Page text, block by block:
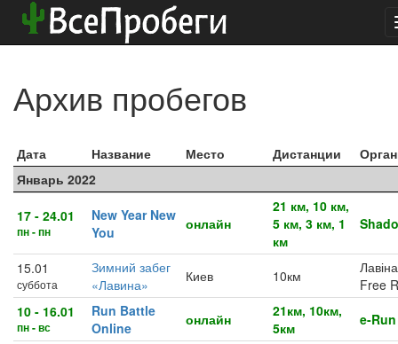
Архив пробегов
Дата Название Место Дистанции
Январь 2022
17 - 24.01
пн - пн
New Year New
You
онлайн
21 км, 10 км,
5 км, 3 км, 1
км
15.01
суббота
Зимний забег
«Лавина»
Киев 10км
Free
10 - 16.01
пн - вс
Run Battle
Online
онлайн
21км, 10км,
5км
e-Run